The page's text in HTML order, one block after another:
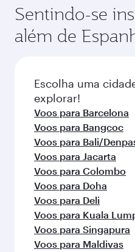
disponibilidade de
variar nos voos
Consulte as
datas de viagem
dependem da
da rota e
Sentindo-se
além de
Escolha uma
explorar!
Voos para Barcelona
Voos para Bangcoc
Voos para Bali/
Voos para Jacarta
Voos para Colombo
Voos para Doha
Voos para Deli
Voos para Kuala
Voos para Singapura
Voos para Maldivas